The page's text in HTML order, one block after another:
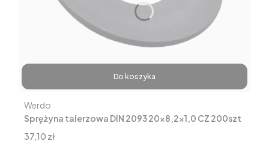
Do koszyka
Sprężyna talerzowa DIN 2093 20x8,2x1,0 CZ 200szt
Producent
Werdo
Cena
37,10 zł